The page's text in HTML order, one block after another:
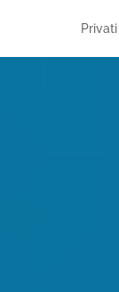
Privati